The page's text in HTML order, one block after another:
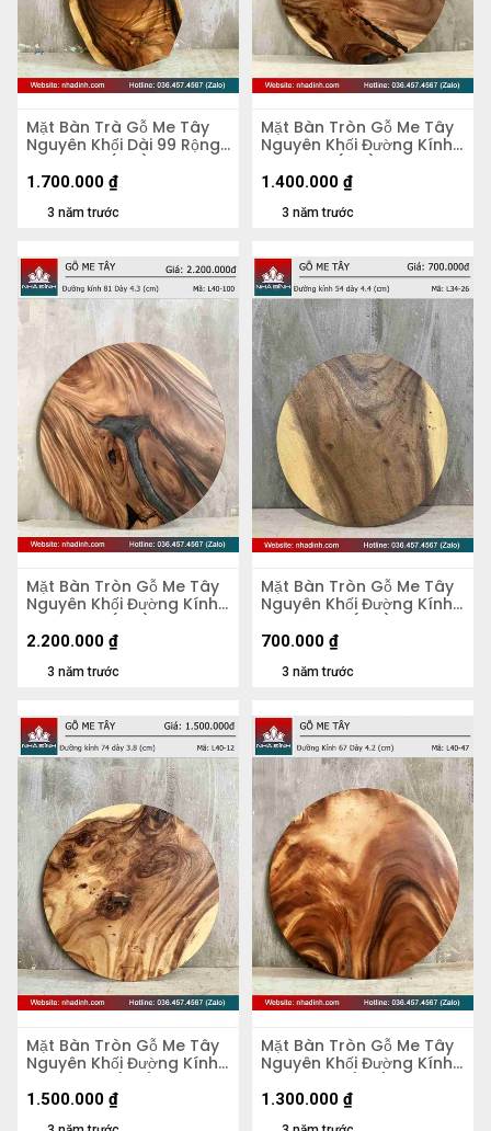
Mặt Bàn Trà Gỗ Me Tây
Nguyên Khối Dài 99 Rộng
51 Dày 5,2 (cm)
3 năm trước
1.700.000 ₫
Mặt Bàn Tròn Gỗ Me Tây
Nguyên Khối Đường Kính
70 Dày 4 (cm)
3 năm trước
1.400.000 ₫
Mặt Bàn Tròn Gỗ Me Tây
Nguyên Khối Đường Kính
81 Dày 4,3 (cm)
3 năm trước
2.200.000 ₫
Mặt Bàn Tròn Gỗ Me Tây
Nguyên Khối Đường Kính
54 Dày 4.4 (cm)
3 năm trước
700.000 ₫
Mặt Bàn Tròn Gỗ Me Tây
Nguyên Khối Đường Kính
74 Dày 3.8 (cm)
1.500.000 ₫
Mặt Bàn Tròn Gỗ Me Tây
Nguyên Khối Đường Kính
67 Dày 4,2 (cm)
1.300.000 ₫